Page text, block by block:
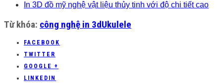
In 3D đồ mỹ nghệ vật liệu thủy tinh với độ chi tiết cao
Từ khóa: công nghệ in 3dUkulele
FACEBOOK
TWITTER
GOOGLE +
LINKEDIN